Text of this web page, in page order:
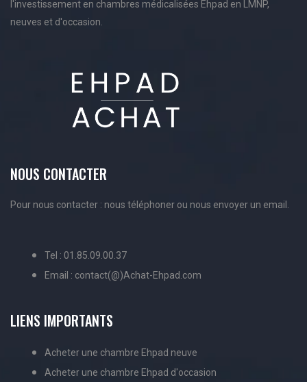
l'investissement en chambres médicalisées Ehpad en LMNP,
neuves et d'occasion.
NOUS CONTACTER
Pour nous contacter : nous téléphoner ou nous envoyer un email.
Tel : 01.85.09.00.37
Email : contact(@)Achat-Ehpad.com
LIENS IMPORTANTS
Acheter une chambre Ehpad neuve
Acheter une chambre Ehpad d'occasion